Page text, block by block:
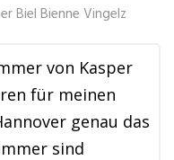
Biel Bienne Vingelz
von Kasper
für meinen
genau das
sind